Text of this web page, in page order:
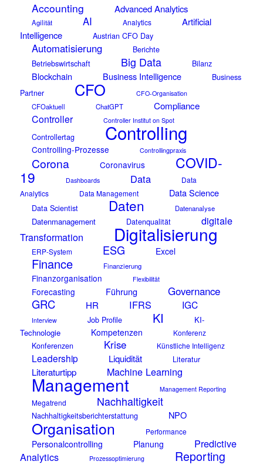
Accounting Advanced Analytics
Agilität AI Analytics
Artificial
Intelligence
Austrian CFO Day
Automatisierung
Berichte
Betriebswirtschaft
Big Data Bilanz
Blockchain Business Intelligence
Business
Partner
CFO CFO-Organisation
CFOaktuell ChatGPT Compliance
Controller Controller Institut on Spot
Controllertag Controlling
Controlling-Prozesse Controllingpraxis
Corona Coronavirus COVID-
19 Dashboards Data
Data
Analytics
Data Management Data Science
Data Scientist Daten Datenanalyse
Datenmanagement Datenqualität
digitale
Transformation
Digitalisierung
ERP-System ESG Excel
Finance Finanzierung
Finanzorganisation Flexibilität
Forecasting Führung Governance
GRC HR IFRS IGC
Interview Job Profile KI
KI-
Technologie
Kompetenzen Konferenz
Konferenzen Krise Künstliche Intelligenz
Leadership Liquidität Literatur
Literaturtipp Machine Learning
Management Management Reporting
Megatrend Nachhaltigkeit
Nachhaltigkeitsberichterstattung NPO
Organisation Performance
Personalcontrolling Planung
Predictive
Analytics
Prozessoptimierung Reporting